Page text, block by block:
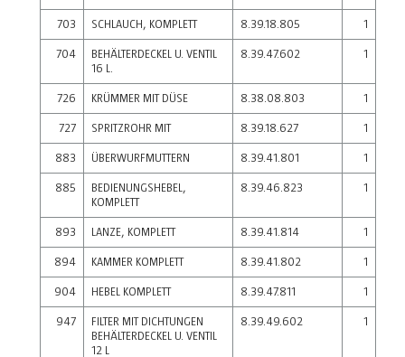
703 SCHLAUCH, KOMPLETT 8.39.18.805 1
704
BEHÄLTERDECKEL U. VENTIL
16 L.
8.39.47.602 1
726 KRÜMMER MIT DÜSE 8.38.08.803 1
727 SPRITZROHR MIT 8.39.18.627 1
883 ÜBERWURFMUTTERN 8.39.41.801 1
885
BEDIENUNGSHEBEL,
KOMPLETT
8.39.46.823 1
893 LANZE, KOMPLETT 8.39.41.814 1
894 KAMMER KOMPLETT 8.39.41.802 1
904 HEBEL KOMPLETT 8.39.47.811 1
947
FILTER MIT DICHTUNGEN
BEHÄLTERDECKEL U. VENTIL
12 L
8.39.49.602 1